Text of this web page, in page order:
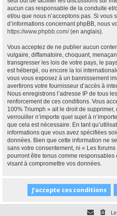
aucun cas responsable de la conduite
et/ou que nous n’acceptons pas. Si vous
d’informations concernant phpBB, nous
https://www.phpbb.com/(en anglais).
Vous acceptez de ne publier aucun
vulgaire, diffamatoire, choquant,
transgresser les lois de votre pays, le
est hébergé, ou encore la loi
vous vous exposez à un bannissement
avertirons votre fournisseur d’accès à
Nous enregistrons l’adresse IP de tous
renforcement de ces conditions. Vous
100% Triumph » ait le droit de supprimer,
verrouiller n’importe quel sujet à
que cela est nécessaire. En tant
informations que vous avez spécifiées
données. Bien que cette information ne
sans votre consentement, ni « Les
pourront être tenus comme
visant à compromettre vos données.